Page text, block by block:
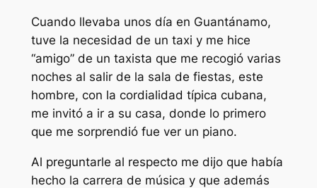
Cuando llevaba unos día en Guantánamo,
tuve la necesidad de un taxi y me hice
“amigo” de un taxista que me recogió varias
noches al salir de la sala de fiestas, este
hombre, con la cordialidad típica cubana,
me invitó a ir a su casa, donde lo primero
que me sorprendió fue ver un piano.
Al preguntarle al respecto me dijo que había
hecho la carrera de música y que además